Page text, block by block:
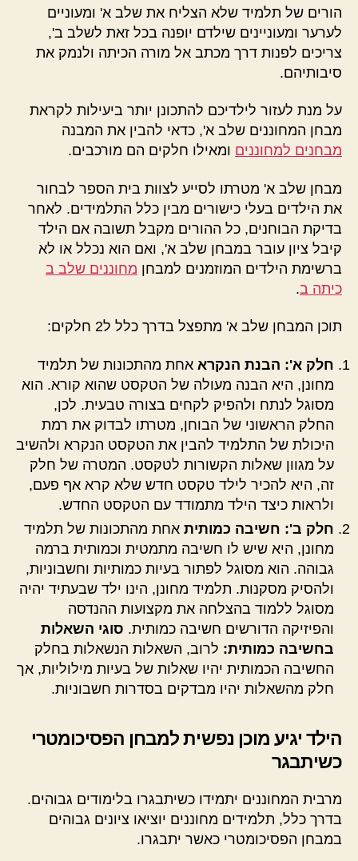
הורים של תלמיד שלא הצליח את שלב א' ומעוניים
לערער ומעוניינים שילדם יופנה בכל זאת לשלב ב',
צריכים לפנות דרך מכתב אל מורה הכיתה ולנמק את
סיבותיהם.
על מנת לעזור לילדיכם להתכונן יותר ביעילות לקראת
מבחן המחוננים שלב א', כדאי להבין את המבנה
מבחנים למחוננים ומאילו חלקים הם מורכבים.
מבחן שלב א' מטרתו לסייע לצוות בית הספר לבחור
את הילדים בעלי כישורים מבין כלל התלמידים. לאחר
בדיקת הבוחנים, כל ההורים מקבל תשובה אם הילד
קיבל ציון עובר במבחן שלב א', ואם הוא נכלל או לא
ברשימת הילדים המוזמנים למבחן מחוננים שלב ב
כיתה ב.
תוכן המבחן שלב א' מתפצל בדרך כלל ל2 חלקים:
חלק א': הבנת הנקרא אחת מהתכונות של תלמיד
מחונן, היא הבנה מעולה של הטקסט שהוא קורא. הוא
מסוגל לנתח ולהפיק לקחים בצורה טבעית. לכן,
החלק הראשוני של הבוחן, מטרתו לבדוק את רמת
היכולת של התלמיד להבין את הטקסט הנקרא ולהשיב
על מגוון שאלות הקשורות לטקסט. המטרה של חלק
זה, היא להכיר לילד טקסט חדש שלא קרא אף פעם,
ולראות כיצד הילד מתמודד עם הטקסט החדש.
חלק ב': חשיבה כמותית אחת מהתכונות של תלמיד
מחונן, היא שיש לו חשיבה מתמטית וכמותית ברמה
גבוהה. הוא מסוגל לפתור בעיות כמותיות וחשבוניות,
ולהסיק מסקנות. תלמיד מחונן, הינו ילד שבעתיד יהיה
מסוגל ללמוד בהצלחה את מקצועות ההנדסה
והפיזיקה הדורשים חשיבה כמותית. סוגי השאלות
בחשיבה כמותית: לרוב, השאלות הנשאלות בחלק
החשיבה הכמותית יהיו שאלות של בעיות מילוליות, אך
חלק מהשאלות יהיו מבדקים בסדרות חשבוניות.
הילד יגיע מוכן נפשית למבחן הפסיכומטרי
כשיתבגר
מרבית המחוננים יתמידו כשיתבגרו בלימודים גבוהים.
בדרך כלל, תלמידים מחוננים יוציאו ציונים גבוהים
במבחן הפסיכומטרי כאשר יתבגרו.